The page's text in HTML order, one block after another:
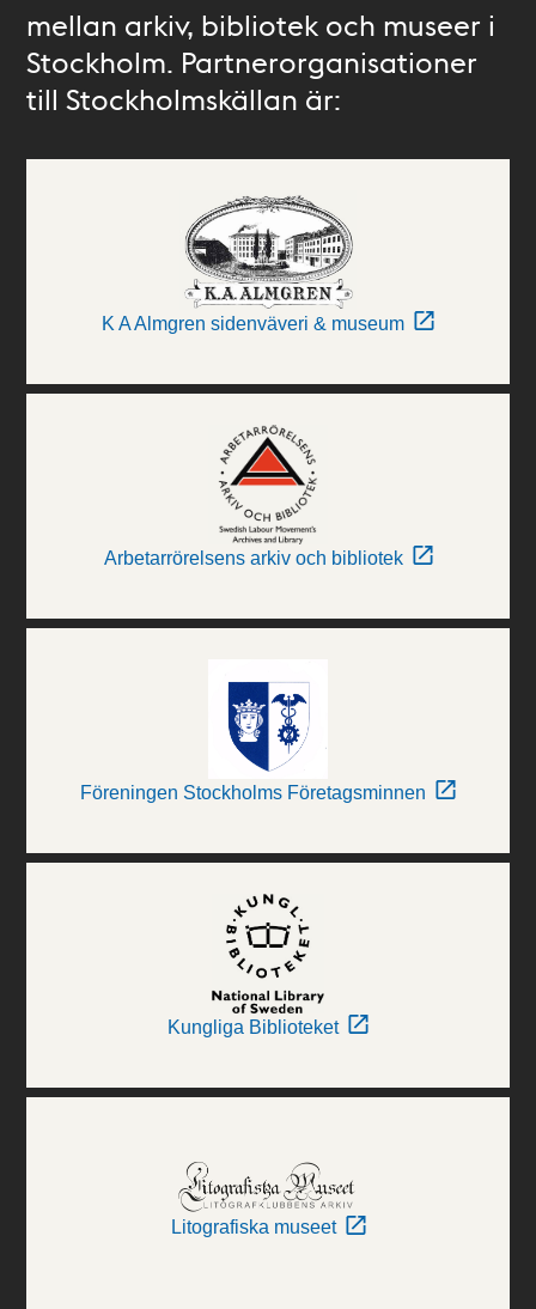
mellan arkiv, bibliotek och museer i
Stockholm. Partnerorganisationer
till Stockholmskällan är:
K A Almgren sidenväveri & museum
Arbetarrörelsens arkiv och bibliotek
Föreningen Stockholms Företagsminnen
Kungliga Biblioteket
Litografiska museet